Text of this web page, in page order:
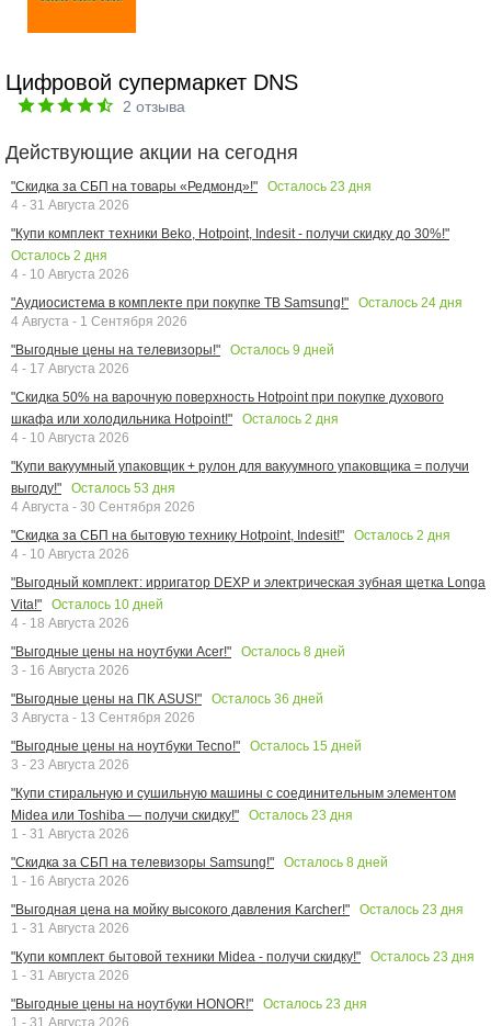
Цифровой супермаркет DNS
2 отзыва
Действующие акции на сегодня
"Скидка за СБП на товары «Редмонд»!" Осталось 23 дня
4 - 31 Августа 2026
"Купи комплект техники Beko, Hotpoint, Indesit - получи скидку до 30%!"
Осталось 2 дня
4 - 10 Августа 2026
"Аудиосистема в комплекте при покупке ТВ Samsung!"
Осталось 24 дня
4 Августа - 1 Сентября 2026
"Выгодные цены на телевизоры!"
Осталось 9 дней
4 - 17 Августа 2026
"Скидка 50% на варочную поверхность Hotpoint при покупке духового
шкафа или холодильника Hotpoint!"
Осталось 2 дня
4 - 10 Августа 2026
"Купи вакуумный упаковщик + рулон для вакуумного упаковщика = получи
выгоду!"
Осталось 53 дня
4 Августа - 30 Сентября 2026
"Скидка за СБП на бытовую технику Hotpoint, Indesit!"
Осталось 2 дня
4 - 10 Августа 2026
"Выгодный комплект: ирригатор DEXP и электрическая зубная щетка Longa
Vita!"
Осталось 10 дней
4 - 18 Августа 2026
"Выгодные цены на ноутбуки Acer!"
Осталось 8 дней
3 - 16 Августа 2026
"Выгодные цены на ПК ASUS!"
Осталось 36 дней
3 Августа - 13 Сентября 2026
"Выгодные цены на ноутбуки Tecno!"
Осталось 15 дней
3 - 23 Августа 2026
"Купи стиральную и сушильную машины с соединительным элементом
Midea или Toshiba — получи скидку!"
Осталось 23 дня
1 - 31 Августа 2026
"Скидка за СБП на телевизоры Samsung!"
Осталось 8 дней
1 - 16 Августа 2026
"Выгодная цена на мойку высокого давления Karcher!"
Осталось 23 дня
1 - 31 Августа 2026
"Купи комплект бытовой техники Midea - получи скидку!"
Осталось 23 дня
1 - 31 Августа 2026
"Выгодные цены на ноутбуки HONOR!"
Осталось 23 дня
1 - 31 Августа 2026